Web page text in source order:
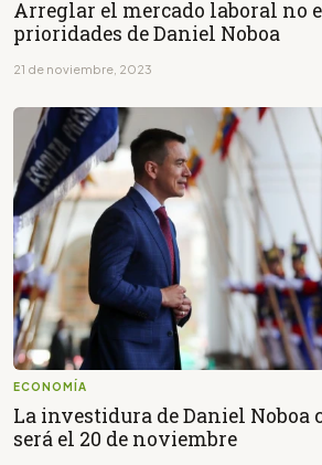
Arreglar el mercado laboral no
prioridades de Daniel Noboa
21 de noviembre, 2023
ECONOMÍA
La investidura de Daniel Noboa
será el 20 de noviembre